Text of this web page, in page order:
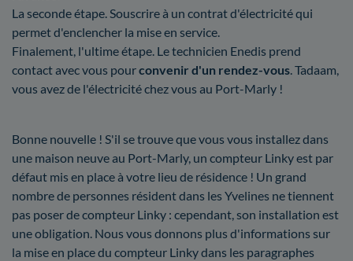
La seconde étape. Souscrire à un contrat d'électricité qui
permet d'enclencher la mise en service.
Finalement, l'ultime étape. Le technicien Enedis prend
contact avec vous pourconvenir d'un rendez-vous. Tadaam,
vous avez de l'électricité chez vous au Port-Marly !
Bonne nouvelle ! S'il se trouve que vous vous installez dans
une maison neuve au Port-Marly, un compteur Linky est par
défaut mis en place à votre lieu de résidence ! Un grand
nombre de personnes résident dans les Yvelines ne tiennent
pas poser de compteur Linky : cependant, son installation est
une obligation. Nous vous donnons plus d'informations sur
la mise en place du compteur Linky dans les paragraphes